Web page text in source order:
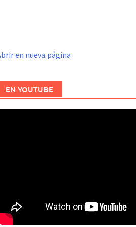
en nueva página
EN YOUTUBE